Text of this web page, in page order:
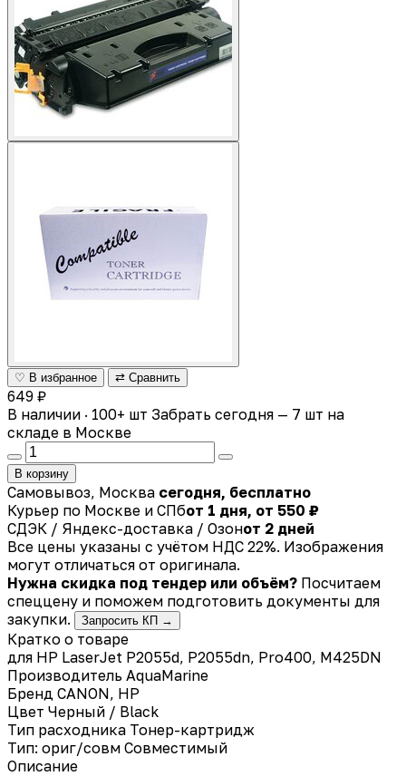
♡ В избранное ⇄ Сравнить
649 ₽
В наличии · 100+ шт Забрать сегодня — 7 шт на
складе в Москве
В корзину
Самовывоз, Москва сегодня, бесплатно
Курьер по Москве и СПбот 1 дня, от 550 ₽
СДЭК / Яндекс-доставка / Озонот 2 дней
Все цены указаны с учётом НДС 22%. Изображения
могут отличаться от оригинала.
Нужна скидка под тендер или объём? Посчитаем
спеццену и поможем подготовить документы для
закупки.
Запросить КП →
Кратко о товаре
для HP LaserJet P2055d, P2055dn, Pro400, M425DN
Производитель AquaMarine
Бренд CANON, HP
Цвет Черный / Black
Тип расходника Тонер-картридж
Тип: ориг/совм Совместимый
Описание